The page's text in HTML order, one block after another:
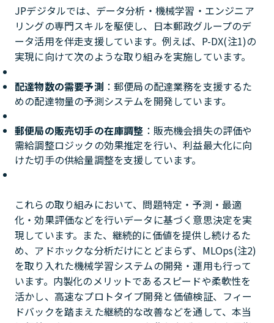
JPデジタルでは、データ分析・機械学習・エンジニア
リングの専門スキルを駆使し、日本郵政グループのデ
ータ活用を伴走支援しています。例えば、P-DX(注1)の
実現に向けて次のような取り組みを実施しています。
配達物数の需要予測 ：郵便局の配達業務を支援するた
めの配達物量の予測システムを開発しています。
郵便局の販売切手の在庫調整 ：販売機会損失の評価や
需給調整ロジックの効果推定を行い、利益最大化に向
けた切手の供給量調整を支援しています。
これらの取り組みにおいて、問題特定・予測・最適
化・効果評価などを行いデータに基づく意思決定を実
現しています。また、継続的に価値を提供し続けるた
め、アドホックな分析だけにとどまらず、MLOps(注2)
を取り入れた機械学習システムの開発・運用も行って
います。内製化のメリットであるスピードや柔軟性を
活かし、高速なプロトタイプ開発と価値検証、フィー
ドバックを踏まえた継続的な改善などを通して、本当